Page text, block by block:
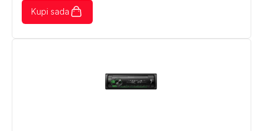
Kupi sada